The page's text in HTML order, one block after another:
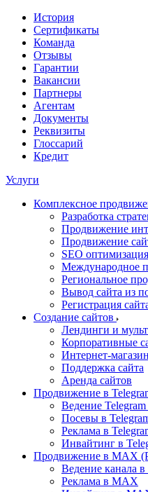
История
Сертификаты
Команда
Отзывы
Гарантии
Вакансии
Партнеры
Агентам
Документы
Реквизиты
Глоссарий
Кредит
Услуги
Комплексное
Разработка
Продвижение
Продвижение
SEO оптимизация
Международное
Региональное
Вывод сайта из
Регистрация
Создание сайтов
Лендинги и
Корпоративные
Интернет-
Поддержка сайта
Аренда сайтов
Продвижение в
Ведение Telegram
Посевы в
Реклама в
Инвайтинг в
Продвижение в MAX
Ведение канала
Реклама в MAX